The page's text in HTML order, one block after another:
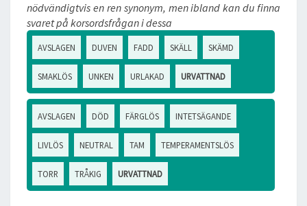
nödvändigtvis en ren synonym, men ibland kan du finna
svaret på korsordsfrågan i dessa
AVSLAGEN DUVEN FADD SKÄLL SKÄMD
SMAKLÖS UNKEN URLAKAD URVATTNAD
AVSLAGEN DÖD FÄRGLÖS INTETSÄGANDE
LIVLÖS NEUTRAL TAM TEMPERAMENTSLÖS
TORR TRÅKIG URVATTNAD